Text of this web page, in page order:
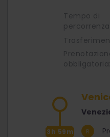
Tempo di
percorrenza:
obbligatoria:
3h 59m